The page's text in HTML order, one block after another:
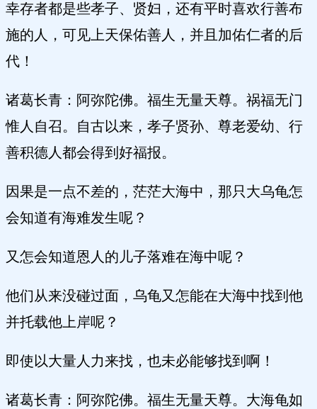
幸存者都是些孝子、贤妇，还有平时喜欢行善布
施的人，可见上天保佑善人，并且加佑仁者的后
代！
诸葛长青：阿弥陀佛。福生无量天尊。祸福无门
惟人自召。自古以来，孝子贤孙、尊老爱幼、行
善积德人都会得到好福报。
因果是一点不差的，茫茫大海中，那只大乌龟怎
会知道有海难发生呢？
又怎会知道恩人的儿子落难在海中呢？
他们从来没碰过面，乌龟又怎能在大海中找到他
并托载他上岸呢？
即使以大量人力来找，也未必能够找到啊！
诸葛长青：阿弥陀佛。福生无量天尊。大海龟如